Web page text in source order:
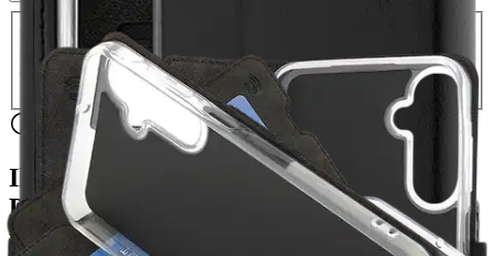
Valitse toimitustapa
Nouto myymälästä
Ilmainen
Siirry valitsemaan myymälä
Kotiin tai noutopisteeseenAlk. 0 €
Ilmainen toimitus yli 100 €:n tilauksille
Postin pakettiautomaattiin tai
palvelupisteeseen!